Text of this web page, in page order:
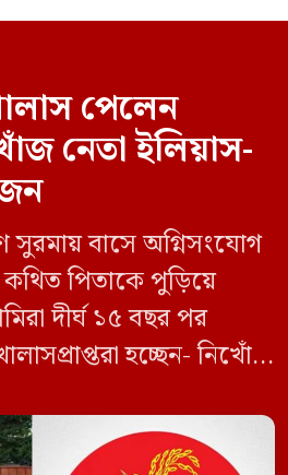
পেলেন
নেতা ইলিয়াস-
সুরমায় বাসে অগ্নিসংযোগ
পিতাকে পুড়িয়ে
দীর্ঘ ১৫ বছর পর
হচ্ছেন- নিখোঁজ
৩৮ জন নেতাকর্মী।